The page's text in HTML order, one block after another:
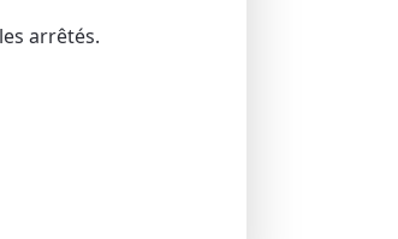
arrêtés.